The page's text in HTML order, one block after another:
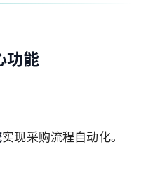
功能
实现采购流程自动化。